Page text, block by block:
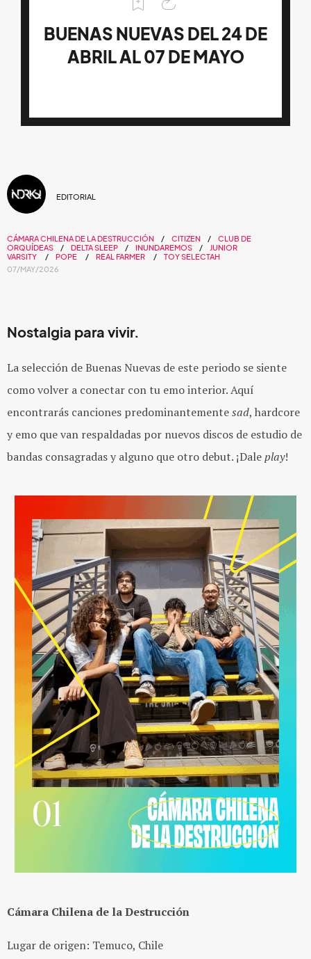
BUENAS NUEVAS DEL 24 DE
ABRIL AL 07 DE MAYO
EDITORIAL
CÁMARA CHILENA DE LA DESTRUCCIÓN CITIZEN
CLUB DE
ORQUÍDEAS
DELTA SLEEP INUNDAREMOS
JUNIOR
VARSITY
POPE REAL FARMER
TOY SELECTAH
07/MAY/2026
Nostalgia para vivir.
La selección de Buenas Nuevas de este periodo se siente
como volver a conectar con tu emo interior. Aquí
encontrarás canciones predominantementesad, hardcore
y emo que van respaldadas por nuevos discos de estudio de
bandas consagradas y alguno que otro debut. ¡Daleplay!
Cámara Chilena de la Destrucción
Lugar de origen: Temuco, Chile